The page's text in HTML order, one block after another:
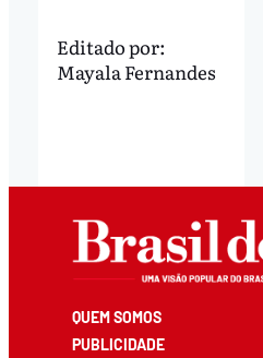
Editado por:
Mayala Fernandes
QUEM SOMOS
PUBLICIDADE